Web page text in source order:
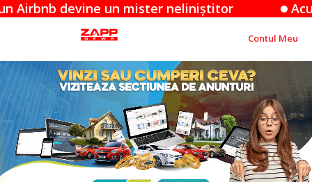
devine un mister neliniștitor Acuzațiile
Contul Meu